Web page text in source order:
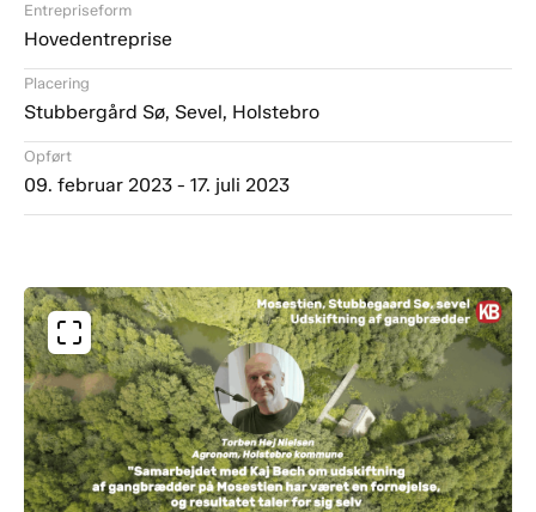
Entrepriseform
Hovedentreprise
Placering
Stubbergård Sø, Sevel, Holstebro
Opført
09. februar 2023 - 17. juli 2023